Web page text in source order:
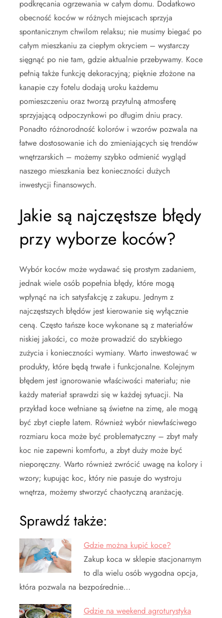
podkręcania ogrzewania w całym domu. Dodatkowo
obecność koców w różnych miejscach sprzyja
spontanicznym chwilom relaksu; nie musimy biegać po
całym mieszkaniu za ciepłym okryciem – wystarczy
sięgnąć po nie tam, gdzie aktualnie przebywamy. Koce
pełnią także funkcję dekoracyjną; pięknie złożone na
kanapie czy fotelu dodają uroku każdemu
pomieszczeniu oraz tworzą przytulną atmosferę
sprzyjającą odpoczynkowi po długim dniu pracy.
Ponadto różnorodność kolorów i wzorów pozwala na
łatwe dostosowanie ich do zmieniających się trendów
wnętrzarskich – możemy szybko odmienić wygląd
naszego mieszkania bez konieczności dużych
inwestycji finansowych.
Jakie są najczęstsze błędy
przy wyborze koców?
Wybór koców może wydawać się prostym zadaniem,
jednak wiele osób popełnia błędy, które mogą
wpłynąć na ich satysfakcję z zakupu. Jednym z
najczęstszych błędów jest kierowanie się wyłącznie
ceną. Często tańsze koce wykonane są z materiałów
niskiej jakości, co może prowadzić do szybkiego
zużycia i konieczności wymiany. Warto inwestować w
produkty, które będą trwałe i funkcjonalne. Kolejnym
błędem jest ignorowanie właściwości materiału; nie
każdy materiał sprawdzi się w każdej sytuacji. Na
przykład koce wełniane są świetne na zimę, ale mogą
być zbyt ciepłe latem. Również wybór niewłaściwego
rozmiaru koca może być problematyczny – zbyt mały
koc nie zapewni komfortu, a zbyt duży może być
nieporęczny. Warto również zwrócić uwagę na kolory i
wzory; kupując koc, który nie pasuje do wystroju
wnętrza, możemy stworzyć chaotyczną aranżację.
Sprawdź także:
Gdzie można kupić koce?
Zakup koca w sklepie stacjonarnym
to dla wielu osób wygodna opcja,
która pozwala na bezpośrednie…
Gdzie na weekend agroturystyka